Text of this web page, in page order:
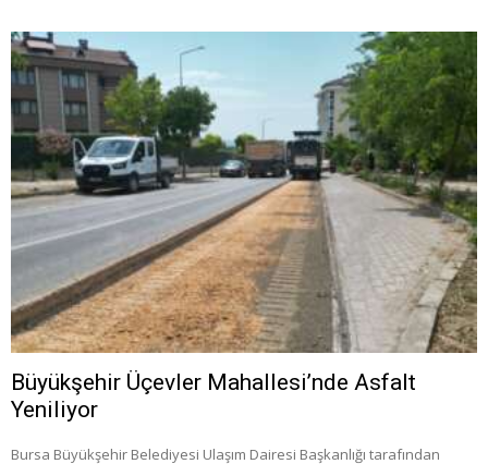
Büyükşehir Üçevler Mahallesi’nde Asfalt
Yeniliyor
Bursa Büyükşehir Belediyesi Ulaşım Dairesi Başkanlığı tarafından